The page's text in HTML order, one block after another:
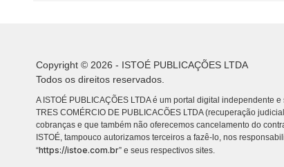
Copyright © 2026 - ISTOÉ PUBLICAÇÕES LTDA
Todos os direitos reservados.
A ISTOÉ PUBLICAÇÕES LTDA é um portal digital independente
TRES COMÉRCIO DE PUBLICACÕES LTDA (recuperação
cobranças e que também não oferecemos cancelamento do
ISTOÉ, tampouco autorizamos terceiros a fazê-lo, nos
“https://istoe.com.br” e seus respectivos sites.